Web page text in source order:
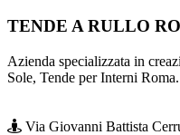
Footer
TENDE A RULLO
Azienda specializzata in
Sole, Tende per Interni Roma.
Via Giovanni Battista